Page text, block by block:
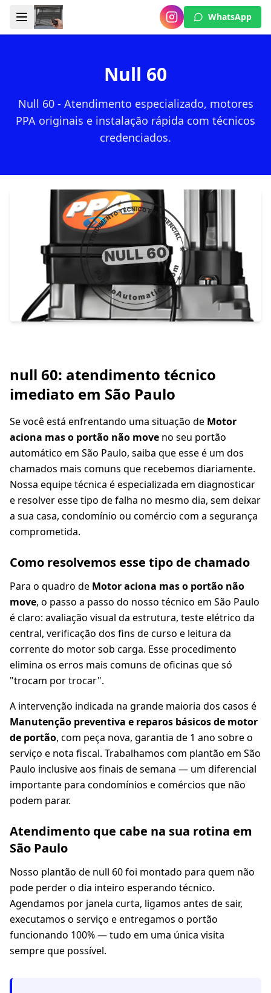
WhatsApp
Null 60
Null 60 - Atendimento especializado, motores
PPA originais e instalação rápida com técnicos
credenciados.
null 60: atendimento técnico
imediato em São Paulo
Se você está enfrentando uma situação de Motor
aciona mas o portão não move no seu portão
automático em São Paulo, saiba que esse é um dos
chamados mais comuns que recebemos diariamente.
Nossa equipe técnica é especializada em diagnosticar
e resolver esse tipo de falha no mesmo dia, sem deixar
a sua casa, condomínio ou comércio com a segurança
comprometida.
Como resolvemos esse tipo de chamado
Para o quadro de Motor aciona mas o portão não
move, o passo a passo do nosso técnico em São Paulo
é claro: avaliação visual da estrutura, teste elétrico da
central, verificação dos fins de curso e leitura da
corrente do motor sob carga. Esse procedimento
elimina os erros mais comuns de oficinas que só
"trocam por trocar".
A intervenção indicada na grande maioria dos casos é
Manutenção preventiva e reparos básicos de motor
de portão, com peça nova, garantia de 1 ano sobre o
serviço e nota fiscal. Trabalhamos com plantão em São
Paulo inclusive aos finais de semana — um diferencial
importante para condomínios e comércios que não
podem parar.
Atendimento que cabe na sua rotina em
São Paulo
Nosso plantão de null 60 foi montado para quem não
pode perder o dia inteiro esperando técnico.
Agendamos por janela curta, ligamos antes de sair,
executamos o serviço e entregamos o portão
funcionando 100% — tudo em uma única visita
sempre que possível.